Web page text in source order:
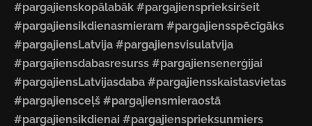
#pargajienskopālabāk #pargajiensprieksiršeit
#pargajiensikdienasmieram #pargajiensspēcīgāks
#pargajiensLatvija #pargajiensvisulatvija
#pargajiensdabasresurss #pargajiensenerģijai
#pargajiensLatvijasdaba #pargajiensskaistasvietas
#pargajiensceļš #pargajiensmieraostā
#pargajiensikdienai #pargajiensprieksunmiers